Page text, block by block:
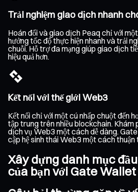
Trải nghiệm giao dịch nhanh
Hoán đổi và giao dịch Peaq chỉ với
hưởng tốc độ thực hiện nhanh và trải
chuỗi. Hỗ trợ đa mạng giúp giao dịch
hiệu quả hơn.
Kết nối với thế giới Web3
Kết nối chỉ với một cú nhấp chuột đến
tập trung trên nhiều blockchain. Khám
dịch vụ Web3 một cách dễ dàng.
cập hệ sinh thái Web3 một cách thuận
Xây dựng danh mục
của bạn với Gate Wallet